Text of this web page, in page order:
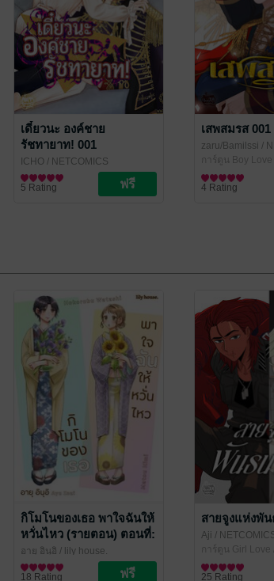
เดี๋ยวนะ องค์ชาย
รัชทายาท! 001
ICHO / NETCOMICS
การ์ตูน Boy Love / Yaoi
5 Rating
เสพสมรส 001
zaru/Bamilssi /
การ์ตูน Boy Love
4 Rating
กิโมโนของเธอ พาใจฉันให้
หวั่นไหว (รายตอน) ตอนที่:
2อายุ อินุอิ / lily house.
การ์ตูน Girl Love / Yuri
18 Rating
สายจูงแห่งพัน
Aji /
การ์ตูน Girl Love
25 Rating